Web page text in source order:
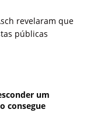
revelaram que
públicas
um
consegue